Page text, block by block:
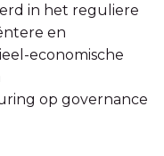
in het reguliere
en
economische
op governance